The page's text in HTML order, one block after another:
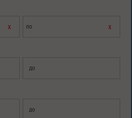
х по х
до
до